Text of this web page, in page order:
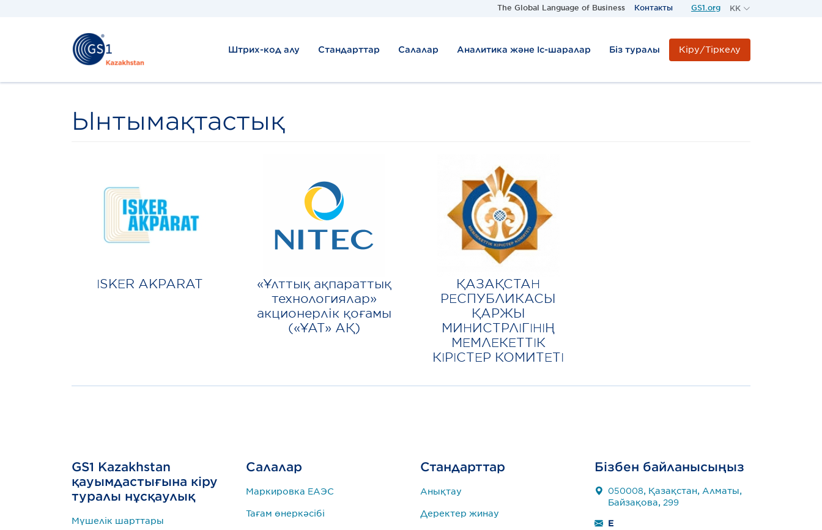
The Global Language of Business Контакты GS1.org
KK
Штрих-код алу Стандарттар Салалар Аналитика және Іс-шаралар Біз туралы Кіру/Тіркелу
Ынтымақтастық
ISKER AKPARAT
«Ұлттық ақпараттық
технологиялар»
акционерлік қоғамы
(«ҰАТ» АҚ)
ҚАЗАҚСТАН
РЕСПУБЛИКАСЫ
ҚАРЖЫ
МИНИСТРЛІГІНІҢ
МЕМЛЕКЕТТІК
КІРІСТЕР КОМИТЕТІ
GS1 Kazakhstan
қауымдастығына кіру
туралы нұсқаулық
Мүшелік шарттары
Салалар
Маркировка ЕАЭС
Тағам өнеркәсібі
Стандарттар
Анықтау
Деректер жинау
Бізбен байланысыңыз
050008, Қазақстан, Алматы,
Байзақова, 299
E